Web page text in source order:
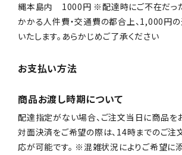
縄本島内 1000円 ※配達時にご不在だっ
かかる人件費・交通費の都合上、1,000円
いたします。あらかじめご了承ください
お支払い方法
商品お渡し時期について
配達指定がない場合、ご注文当日に商品を
対面決済をご希望の際は、14時までのご注
応が可能です。 ※混雑状況によりご希望に